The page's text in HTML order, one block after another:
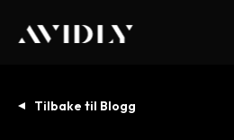
Tilbake til Blogg